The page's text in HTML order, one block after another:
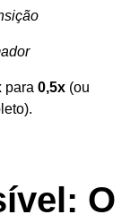
para 0,5x (ou
O